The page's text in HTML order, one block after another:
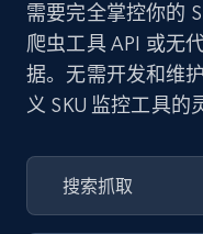
需要完全掌控你的
爬虫工具 API 或无
据。无需开发和维
义 SKU 监控工具的